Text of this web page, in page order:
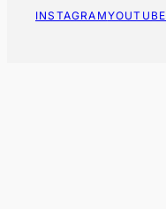
INSTAGRAMYOUTUBE